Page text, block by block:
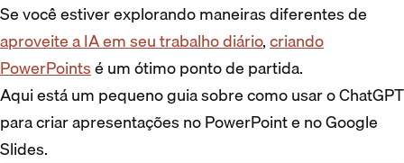
Se você estiver explorando maneiras diferentes de
aproveite a IA em seu trabalho diário,criando
PowerPointsé um ótimo ponto de partida.
Aqui está um pequeno guia sobre como usar o ChatGPT
para criar apresentações no PowerPoint e no Google
Slides.